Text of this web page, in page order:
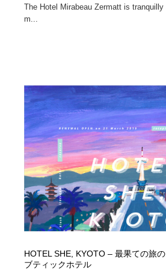
アート・芸術・美術館・美術展・博物館
鉛筆画・木炭画・デッサン・クロッキー
GWD スタッフお気に入り
Drawing Software / お絵かきソフト・アプ
Drawing Software / お絵かきソフト・ア
ニュース・マガジン・メディア・SNS・
ニュース・マガジン・メディア・SNS・
The Hotel Mirabeau Zermatt is
m...
HOTEL SHE, KYOTO – 最果ての旅
ブティックホテル